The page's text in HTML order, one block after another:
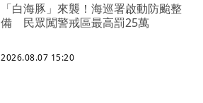
「白海豚」來襲！海巡署啟動防颱整
備 民眾闖警戒區最高罰25萬
2026.08.07 15:20